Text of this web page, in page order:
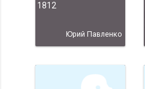
1812
Юрий Павленко